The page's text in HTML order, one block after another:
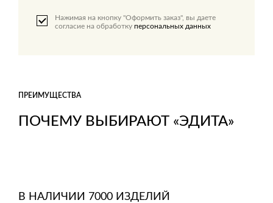
Нажимая на кнопку "Оформить заказ", вы даете
согласие на обработку персональных данных
ПОЧЕМУ ВЫБИРАЮТ «ЭДИТА»
ПРЕИМУЩЕСТВА
В НАЛИЧИИ 7000 ИЗДЕЛИЙ